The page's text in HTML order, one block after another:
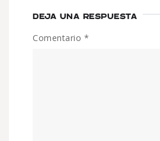
DEJA UNA RESPUESTA
Comentario *